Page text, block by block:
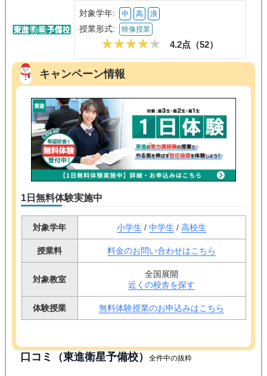
対象学年: 中 高 浪
授業形式: 映像授業
4.2点（52）
キャンペーン情報
1日無料体験実施中
対象学年 小学生 / 中学生 / 高校生
授業料 料金のお問い合わせはこちら
対象教室
全国展開
近くの校舎を探す
体験授業 無料体験授業のお申込みはこちら
口コミ（東進衛星予備校） 全件中の抜粋